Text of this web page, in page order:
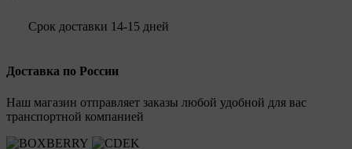
Срок доставки 14-15 дней
Доставка по России
Наш магазин отправляет заказы любой удобной для вас
транспортной компанией